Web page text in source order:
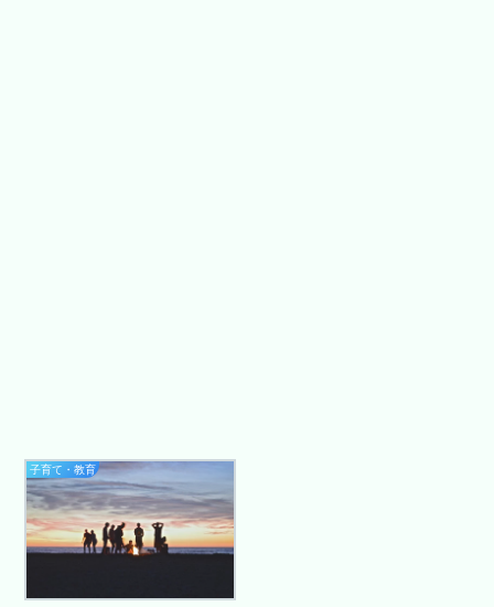
子育て・教育